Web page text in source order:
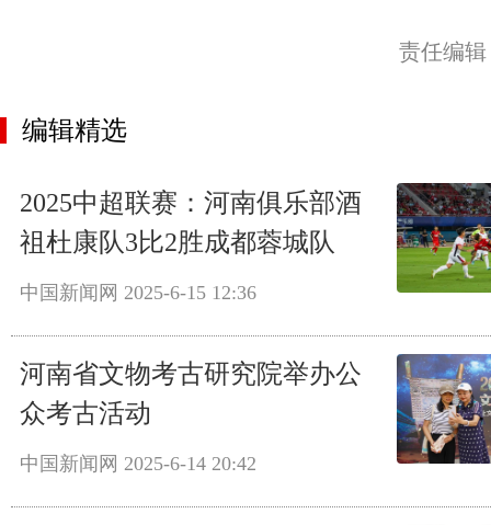
责任编
编辑精选
2025中超联赛：河南俱乐部酒
祖杜康队3比2胜成都蓉城队
中国新闻网 2025-6-15 12:36
河南省文物考古研究院举办公
众考古活动
中国新闻网 2025-6-14 20:42